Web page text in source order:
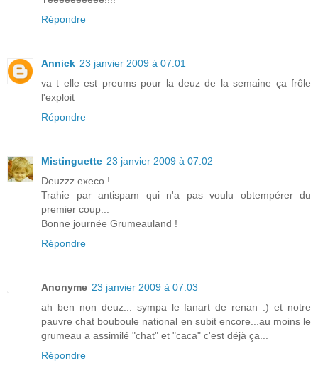
Répondre
Annick 23 janvier 2009 à 07:01
va t elle est preums pour la deuz de la semaine ça frôle
l'exploit
Répondre
Mistinguette 23 janvier 2009 à 07:02
Deuzzz execo !
Trahie par antispam qui n'a pas voulu obtempérer du
premier coup...
Bonne journée Grumeauland !
Répondre
Anonyme 23 janvier 2009 à 07:03
ah ben non deuz... sympa le fanart de renan :) et notre
pauvre chat bouboule national en subit encore...au moins le
grumeau a assimilé "chat" et "caca" c'est déjà ça...
Répondre